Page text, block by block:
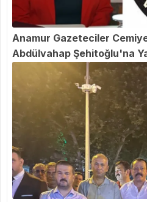
Anamur Gazeteciler
Abdülvahap Şehitoğlu'na